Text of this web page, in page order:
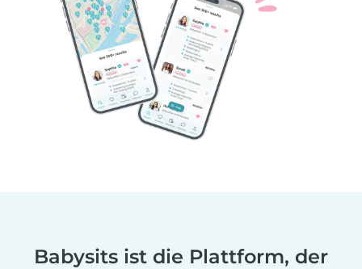
Babysits ist die Plattform, der